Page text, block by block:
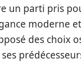
un parti pris
moderne
des choix